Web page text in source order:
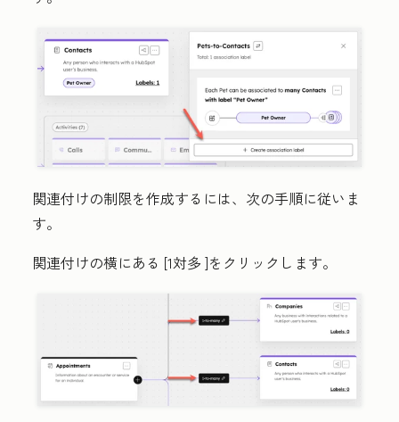
関連付けの制限を作成するには、次の手順に従いま
す。
関連付けの横にある [1対多 ]をクリックします。